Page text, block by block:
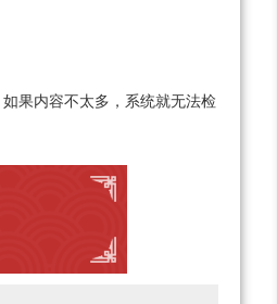
果内容不太多，系统就无法检